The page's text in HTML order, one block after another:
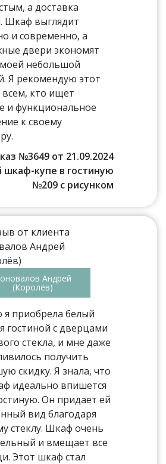
а доставка
Шкаф выглядит
и современно, а
двери экономят
небольшой
Я рекомендую этот
всем, кто ищет
и функциональное
к своему
№3649 от 21.09.2024
шкаф-купе в гостиную
№209 с рисунком
Андрей
(Королёв)
я приобрела белый
гостиной с дверцами
стекла, и мне даже
получить
скидку. Я знала, что
идеально впишется
Он придает ей
вид благодаря
стеклу. Шкаф очень
и вмещает все
Этот шкаф стал